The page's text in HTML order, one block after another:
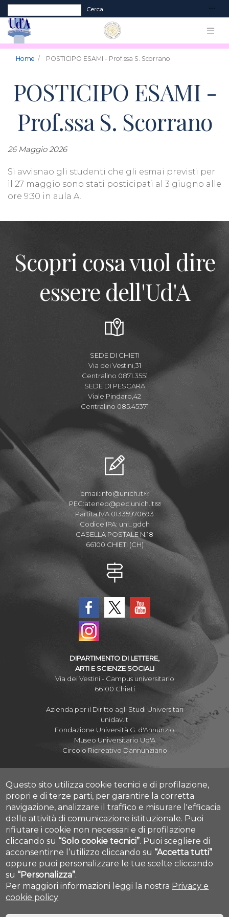
Form di ricerca
Cerca
Home POSTICIPO ESAMI - Prof.ssa S. Scorrano
POSTICIPO ESAMI -
Prof.ssa S. Scorrano
26 Maggio 2026
Si avvisnao gli studenti che gli esmai previsti per
il 27 maggio sono stati posticipati al 3 giugno alle
ore 9:30 in aula A.
Scopri cosa vuol dire
essere dell'Ud'A
SEDE DI CHIETI
Via dei Vestini,31
Centralino 0871.3551
SEDE DI PESCARA
Viale Pindaro,42
Centralino 085.45371
email:info@unich.it
PEC:ateneo@pec.unich.it
Partita IVA 01335970693
Codice IPA: uni_gdch
CASELLA POSTALE N.18
66100 CHIETI (CH)
DIPARTIMENTO DI LETTERE,
ARTI E SCIENZE SOCIALI
Via dei Vestini - Campus universitario
66100 Chieti
Azienda per il Diritto agli Studi Universitari
unidav.it
Fondazione Università G. d'Annunzio
Museo Universitario Ud'A
Circolo Ricreativo Dannunziano
Albo Pretorio Online
Amministrazione Trasparente
Mettiamoci la Faccia
Fatturazione elettronica
Cookie settings
Dove siamo
Mappa Campus Chieti
Questo sito utilizza cookie tecnici e di profilazione,
propri e di terze parti, per garantire la corretta
navigazione, analizzare il traffico e misurare l'efficacia
delle attività di comunicazione istituzionale. Puoi
rifiutare i cookie non necessari e di profilazione
cliccando su “Solo cookie tecnici”. Puoi scegliere di
acconsentirne l’utilizzo cliccando su “Accetta tutti”
oppure puoi personalizzare le tue scelte cliccando
su “Personalizza”.
Per maggiori informazioni leggi la nostra Privacy e
cookie policy